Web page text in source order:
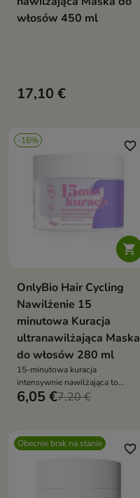
włosów 450 ml
17,10 €
-16%

favorite_border
OnlyBio Hair Cycling
Nawilżenie 15
minutowa Kuracja
ultranawilżająca Maska
do włosów 280 ml
15-minutowa kuracja
intensywnie nawilżająca to
idealne rozwiązanie dla suchych
6,05 €7,20 €
Obecnie brak na stanie favorite_border